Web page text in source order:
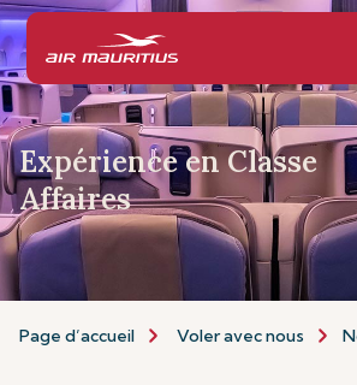
Expérience en Classe
Affaires
Page d’accueil Voler avec nous